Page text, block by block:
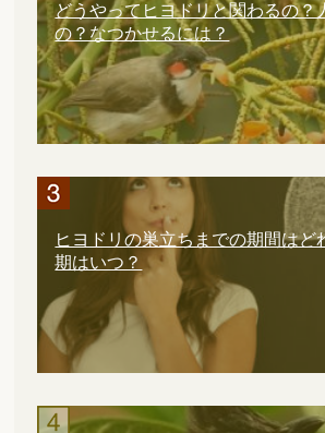
どうやってヒヨドリと関わるの？
の？なつかせるには？
ヒヨドリの巣立ちまでの期間はど
期はいつ？